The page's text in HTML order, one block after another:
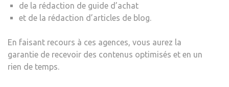
de la rédaction de guide d’achat
et de la rédaction d’articles de blog.
En faisant recours à ces agences, vous aurez la
garantie de recevoir des contenus optimisés et en un
rien de temps.